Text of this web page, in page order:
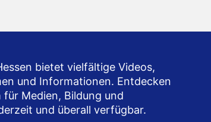
bietet vielfältige Videos,
und Informationen. Entdecken
für Medien, Bildung und
und überall verfügbar.